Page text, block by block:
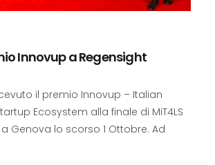
Innovup a Regensight
il premio Innovup – Italian
Ecosystem alla finale di MiT4LS
Genova lo scorso 1 Ottobre. Ad